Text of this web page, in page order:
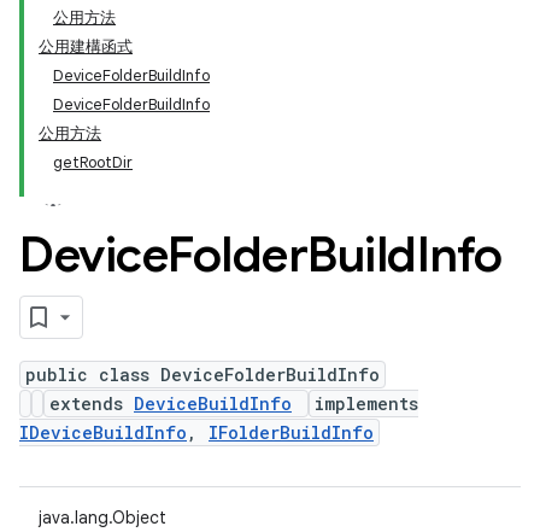
公用方法
公用建構函式
DeviceFolderBuildInfo
DeviceFolderBuildInfo
公用方法
getRootDir
DeviceFolderBuildInfo
public class DeviceFolderBuildInfo
extends DeviceBuildInfo
implements
IDeviceBuildInfo , IFolderBuildInfo
java.lang.Object